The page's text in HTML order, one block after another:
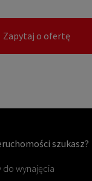
Zapytaj o ofertę
szukasz?
do wynajęcia